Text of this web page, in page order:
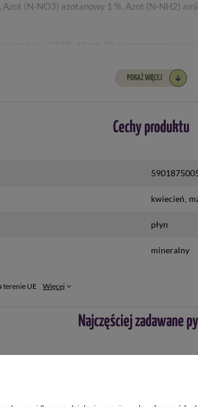
(N-NO3) azotanowy 1 %, Azot (N-NH2)
POKAŻ WIĘCEJ
Cechy produktu
kwiecień
płyn
mineralny
terenie UE Więcej
Najczęściej zadawane
Na difenbachii spisuje się świetnie
przerwy od podlewania tym nawozem